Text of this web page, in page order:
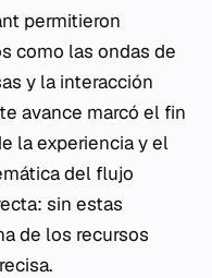
permitieron
como las ondas de
y la interacción
avance marcó el fin
la experiencia y el
del flujo
sin estas
de los recursos